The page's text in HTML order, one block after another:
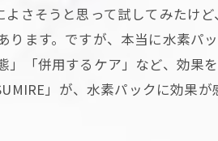
さそうと思って試してみたけ
ます。ですが、本当に水素パ
「併用するケア」など、効果
」が、水素パックに効果